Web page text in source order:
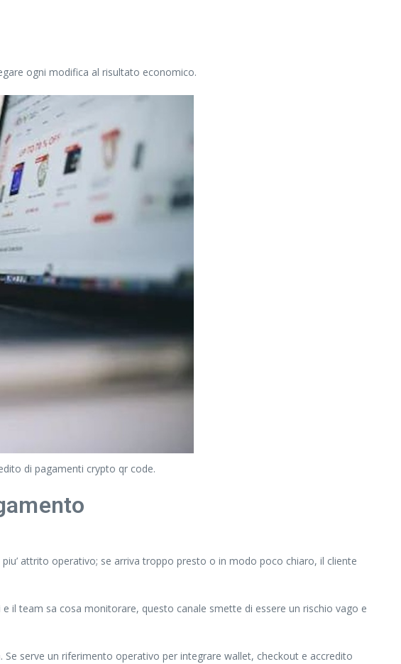
ogni modifica al risultato economico.
di pagamenti crypto qr code.
attrito operativo; se arriva troppo presto o in modo poco chiaro, il cliente
il team sa cosa monitorare, questo canale smette di essere un rischio vago e
serve un riferimento operativo per integrare wallet, checkout e accredito